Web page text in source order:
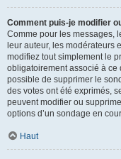
Comment puis-je modifier
Comme pour les messages,
leur auteur, les modérateurs
modifiez tout simplement le
obligatoirement associé à ce
possible de supprimer le
des votes ont été exprimés,
peuvent modifier ou
options d’un sondage en
Haut